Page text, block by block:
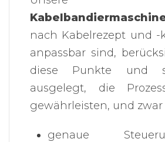
nach Kabelrezept und -
anpassbar sind,
diese Punkte und
ausgelegt, die
gewährleisten, und zwar
genaue